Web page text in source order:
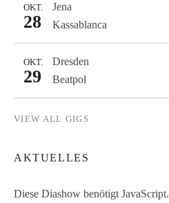
Jena
OKT.
28 Kassablanca
Dresden
OKT.
29 Beatpol
VIEW ALL GIGS
AKTUELLES
Diese Diashow benötigt JavaScript.